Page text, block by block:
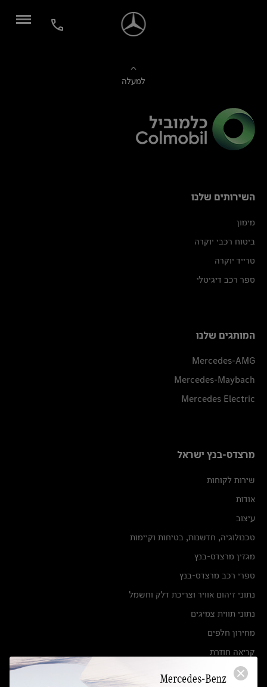
למעלה
השירותים שלנו
מימון
ביטוח רכבי יוקרה
טרייד יוקרה
ספר רכב דיגיטלי
המותגים שלנו
Mercedes-AMG
Mercedes-Maybach
Mercedes Electric
מרצדס-בנץ ישראל
שירות לקוחות
אודות
עיצוב
טכנולוגיה, חדשנות, בטיחות וקיימות
מגזין מרצדס-בנץ
ספרי רכב מרצדס-בנץ
נתוני זיהום אוויר וצריכת דלק וחשמל
נתוני תווית צמיגים
מחירון חלפים
קריאה חוזרת
הודעה על הטבות לרכבי מרצדס בהסדר פשרה בתצ 56447-02-19